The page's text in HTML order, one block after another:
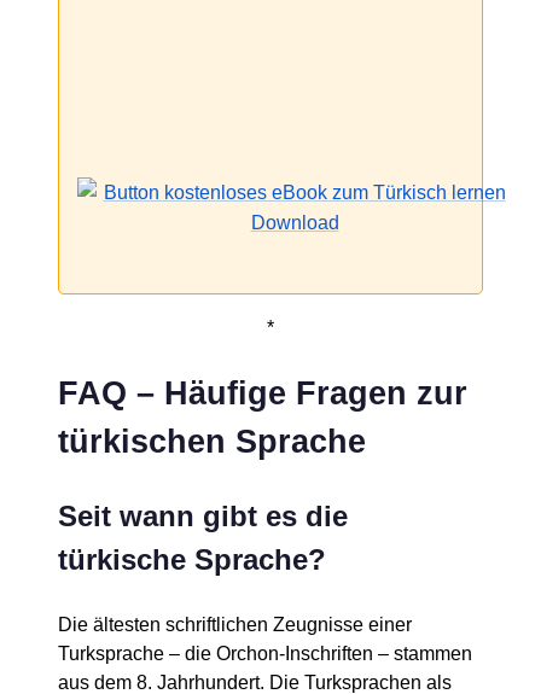
*
FAQ – Häufige Fragen zur
türkischen Sprache
Seit wann gibt es die
türkische Sprache?
Die ältesten schriftlichen Zeugnisse einer
Turksprache – die Orchon-Inschriften – stammen
aus dem 8. Jahrhundert. Die Turksprachen als